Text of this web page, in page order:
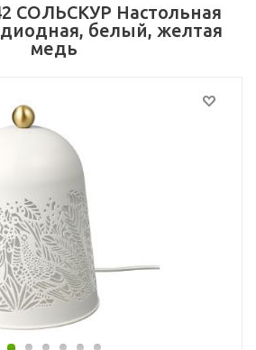
СОЛЬСКУР Настольная
белый, желтая
медь